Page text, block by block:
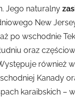
Jego naturalny
New
po wschodnie
oraz
również
Kanady
karaibskich –